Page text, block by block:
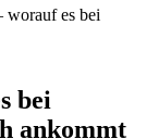
worauf es bei
bei
ankommt